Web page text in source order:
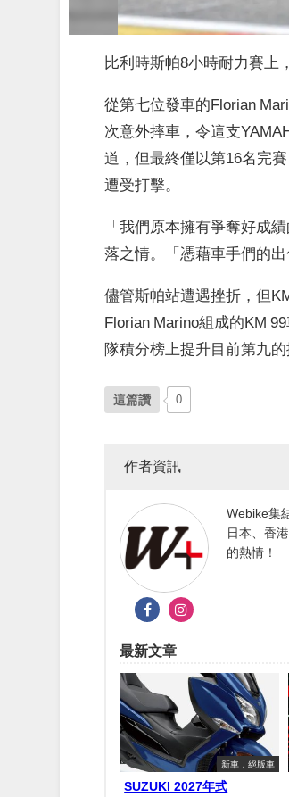
比利時斯帕8小時耐力賽上
從第七位發車的Florian
次意外摔車，令這支
道，但最終僅以第16名完
遭受打擊。
「我們原本擁有爭奪好成
落之情。「憑藉車手們的
儘管斯帕站遭遇挫折，但
Florian Marino組成的KM
隊積分榜上提升目前第九的
這篇讚 0
作者資訊
Webike集
日本、香
的熱情！
最新文章
新車．絕版車
SUZUKI 2027年式